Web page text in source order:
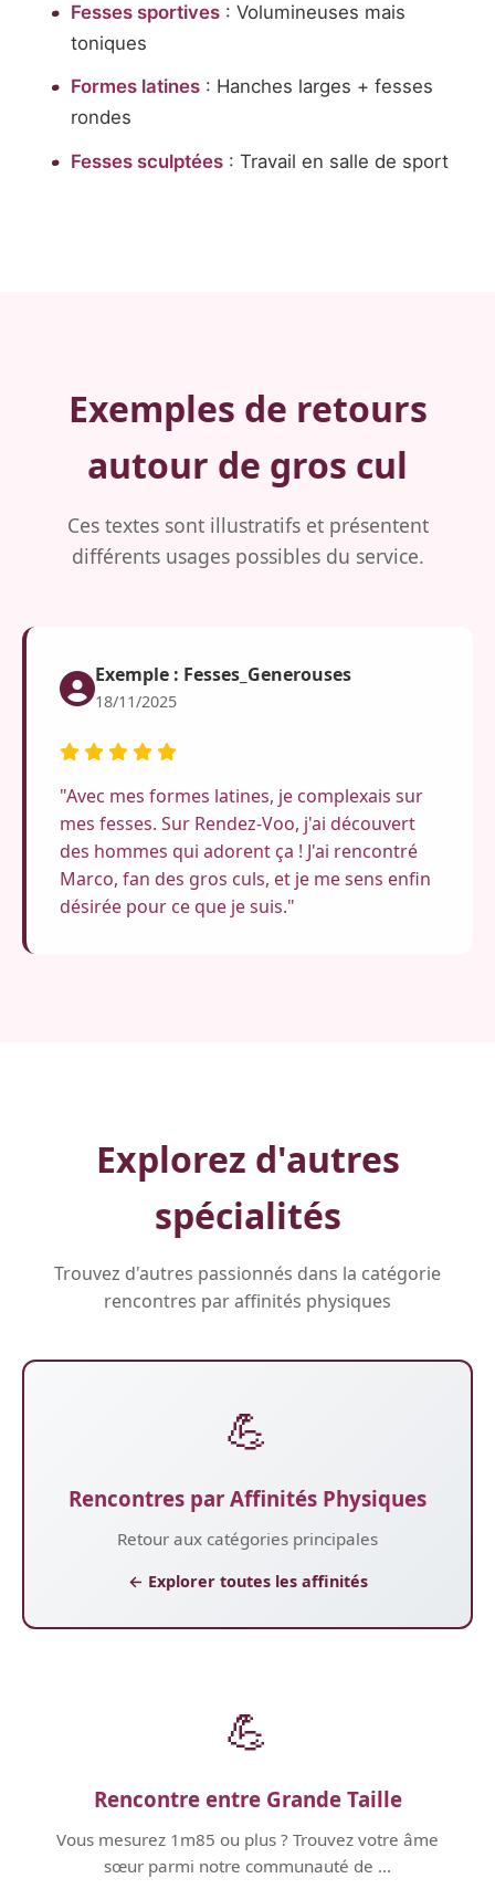
Fesses sportives: Volumineuses mais
toniques
Formes latines: Hanches larges + fesses
rondes
Fesses sculptées: Travail en salle de sport
Exemples de retours
autour de gros cul
Ces textes sont illustratifs et présentent
différents usages possibles du service.
Exemple : Fesses_Generouses
18/11/2025
"Avec mes formes latines, je complexais sur
mes fesses. Sur Rendez-Voo, j'ai découvert
des hommes qui adorent ça ! J'ai rencontré
Marco, fan des gros culs, et je me sens enfin
désirée pour ce que je suis."
Explorez d'autres
spécialités
Trouvez d'autres passionnés dans la catégorie
rencontres par affinités physiques
💪
Rencontres par Affinités Physiques
Retour aux catégories principales
← Explorer toutes les affinités
💪
Rencontre entre Grande Taille
Vous mesurez 1m85 ou plus ? Trouvez votre âme
sœur parmi notre communauté de ...